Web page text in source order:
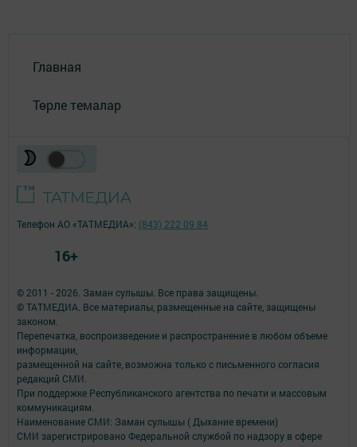
Главная
Төрле темалар
© 2011 - 2026. Заман сулышы. Все права защищены.
© ТАТМЕДИА. Все материалы, размещенные на сайте, защищены
законом.
Перепечатка, воспроизведение и распространение в любом объеме
информации,
размещенной на сайте, возможна только с письменного согласия
редакций СМИ.
При поддержке Республиканского агентства по печати и массовым
коммуникациям.
Наименование СМИ: Заман сулышы ( Дыхание времени)
СМИ зарегистрировано Федеральной службой по надзору в сфере
Телефон АО «ТАТМЕДИА»: (843) 222 09 84
16+